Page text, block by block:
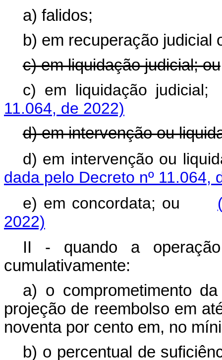
a) falidos;
b) em recuperação judicial
c) em liquidação judicial; ou
c) em liquidação
11.064, de 2022)
d) em intervenção ou
d) em intervenção ou
dada pelo Decreto nº 11.064,
e) em concordata; ou
2022)
II - quando a
cumulativamente:
a) o comprometimento
projeção de reembolso em
noventa por cento em, no
b) o percentual de